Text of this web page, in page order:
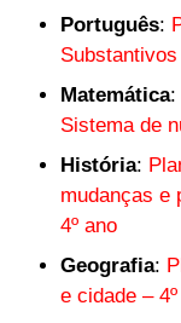
Português:
Matemática:
Sistema de
História:
mudanças e
4º ano
Geografia:
e cidade –